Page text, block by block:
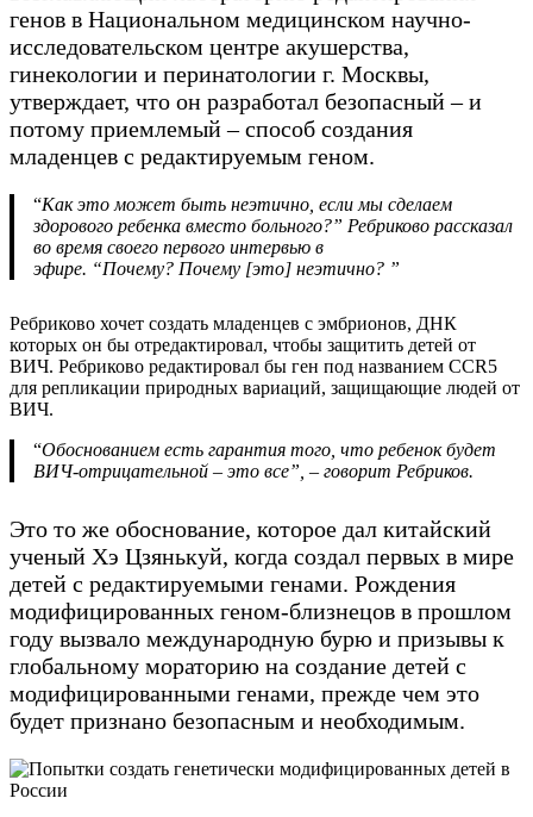
генов в Национальном медицинском научно-
исследовательском центре акушерства,
гинекологии и перинатологии г. Москвы,
утверждает, что он разработал безопасный – и
потому приемлемый – способ создания
младенцев с редактируемым геном.
“Как это может быть неэтично, если мы сделаем
здорового ребенка вместо больного?” Ребриково рассказал
во время своего первого интервью в
эфире. “Почему? Почему [это] неэтично? ”
Ребриково хочет создать младенцев с эмбрионов, ДНК
которых он бы отредактировал, чтобы защитить детей от
ВИЧ. Ребриково редактировал бы ген под названием CCR5
для репликации природных вариаций, защищающие людей от
ВИЧ.
“Обоснованием есть гарантия того, что ребенок будет
ВИЧ-отрицательной – это все”, – говорит Ребриков.
Это то же обоснование, которое дал китайский
ученый Хэ Цзянькуй, когда создал первых в мире
детей с редактируемыми генами. Рождения
модифицированных геном-близнецов в прошлом
году вызвало международную бурю и призывы к
глобальному мораторию на создание детей с
модифицированными генами, прежде чем это
будет признано безопасным и необходимым.